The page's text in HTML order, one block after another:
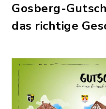
Gosberg-
das richtige